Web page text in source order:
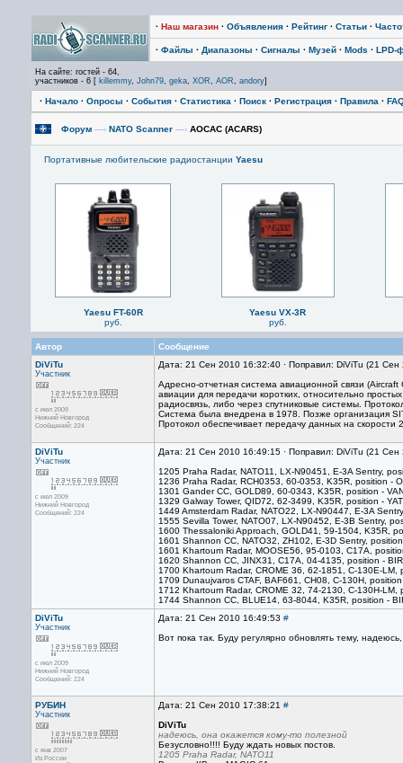
· Наш магазин · Объявления · Рейтинг · Статьи ·
· Файлы · Диапазоны · Сигналы · Музей · Mods · LPD-
На сайте: гостей - 64,
участников - 6 [ killemmy, John79, geka, XOR, AOR, andory]
· Начало · Опросы · События · Статистика · Поиск · Регистрация · Правила ·
Форум —› NATO Scanner —› АОСАС (ACARS)
Портативные любительские радиостанции Yaesu
Yaesu FT-60R
руб.
Yaesu VX-3R
руб.
Автор
Сообщение
DiViTu
Участник
с июл 2009
Нижний Новгород
Сообщений: 224
Дата: 21 Сен 2010 16:32:40 · Поправил: DiViTu (21
Адресно-отчетная система авиационной связи
авиации для передачи коротких, относительно
радиосвязь, либо через спутниковые системы.
Система была внедрена в 1978. Позже организация
Протокол обеспечивает передачу данных на
DiViTu
Участник
с июл 2009
Нижний Новгород
Сообщений: 224
Дата: 21 Сен 2010 16:49:15 · Поправил: DiViTu (21
1205 Praha Radar, NATO11, LX-N90451, E-3A Sentry,
1236 Praha Radar, RCH0353, 60-0353, K35R, position -
1301 Gander CC, GOLD89, 60-0343, K35R, position -
1329 Galway Tower, QID72, 62-3499, K35R, position -
1449 Amsterdam Radar, NATO22, LX-N90447, E-3A
1555 Sevilla Tower, NATO07, LX-N90452, E-3B Sentry,
1600 Thessaloniki Approach, GOLD41, 59-1504, K35R,
1601 Shannon CC, NATO32, ZH102, E-3D Sentry,
1601 Khartoum Radar, MOOSE56, 95-0103, C17A,
1620 Shannon CC, JINX31, C17A, 04-4135, position -
1700 Khartoum Radar, CROME 36, 62-1851, C-130E-LM,
1709 Dunaujvaros CTAF, BAF661, CH08, C-130H,
1712 Khartoum Radar, CROME 32, 74-2130, C-130H-LM,
1744 Shannon CC, BLUE14, 63-8044, K35R, position -
DiViTu
Участник
с июл 2009
Нижний Новгород
Сообщений: 224
Дата: 21 Сен 2010 16:49:53 #
Вот пока так. Буду регулярно обновлять тему,
РУБИН
Участник
с янв 2007
Из России
Дата: 21 Сен 2010 17:38:21 #
DiViTu
надеюсь, она окажется кому-то полезной
Безусловно!!!! Буду ждать новых постов.
1205 Praha Radar, NATO11